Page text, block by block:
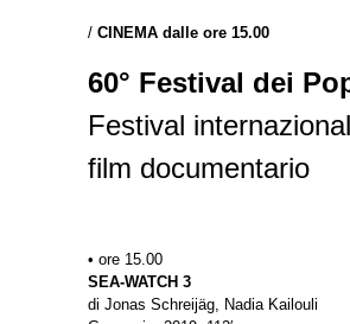
/ CINEMA dalle ore 15.00
60° Festival dei
Festival
film documentario
• ore 15.00
SEA-WATCH 3
di Jonas Schreijäg, Nadia Kailouli